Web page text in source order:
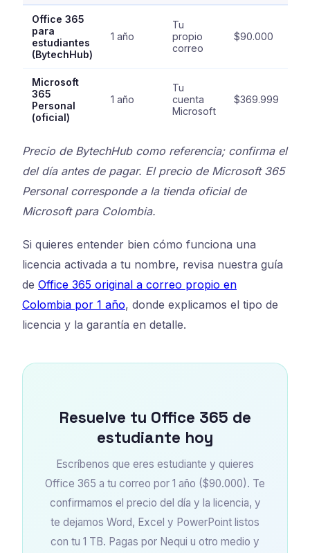
Office 365
para
estudiantes
(BytechHub)
1 año
Tu
propio
correo
$90.000
Microsoft
365
Personal
(oficial)
1 año
Tu
cuenta
Microsoft
$369.999
Precio de BytechHub como referencia; confirma el
del día antes de pagar. El precio de Microsoft 365
Personal corresponde a la tienda oficial de
Microsoft para Colombia.
Si quieres entender bien cómo funciona una
licencia activada a tu nombre, revisa nuestra guía
de Office 365 original a correo propio en
Colombia por 1 año, donde explicamos el tipo de
licencia y la garantía en detalle.
Resuelve tu Office 365 de
estudiante hoy
Escríbenos que eres estudiante y quieres
Office 365 a tu correo por 1 año ($90.000). Te
confirmamos el precio del día y la licencia, y
te dejamos Word, Excel y PowerPoint listos
con tu 1 TB. Pagas por Nequi u otro medio y